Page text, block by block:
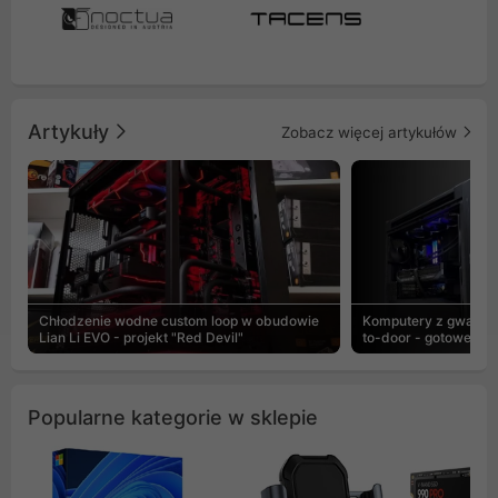
Artykuły Zobacz więcej artykułów
Chłodzenie wodne custom loop w obudowie
Lian Li EVO - projekt "Red Devil"
Komputery z
to-door - gotowe
Popularne kategorie w sklepie